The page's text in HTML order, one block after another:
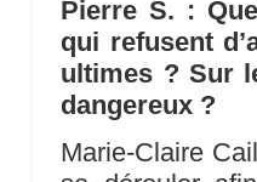
Pierre S. :
qui refusent
ultimes ? Sur
dangereux ?
Marie-Claire